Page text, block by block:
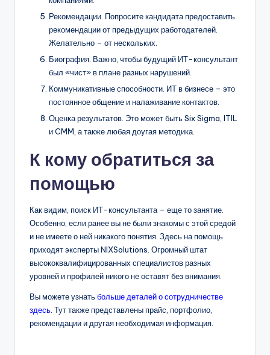
Рекомендации. Попросите кандидата предоставить
рекомендации от предыдущих работодателей.
Желательно – от нескольких.
Биография. Важно, чтобы будущий ИТ-консультант
был «чист» в плане разных нарушений.
Коммуникативные способности. ИТ в бизнесе – это
постоянное общение и налаживание контактов.
Оценка результатов. Это может быть Six Sigma, ITIL
и CMM, а также любая доугая методика.
К кому обратиться за
помощью
Как видим, поиск ИТ-консультанта – еще то занятие.
Особенно, если ранее вы не были знакомы с этой средой
и не имеете о ней никакого понятия. Здесь на помощь
приходят эксперты NIXSolutions. Огромный штат
высококвалифицированных специалистов разных
уровней и профилей никого не оставят без внимания.
Вы можете узнатьбольше деталей о сотрудничестве
здесь. Тут также представлены прайс, портфолио,
рекомендации и другая необходимая информация.